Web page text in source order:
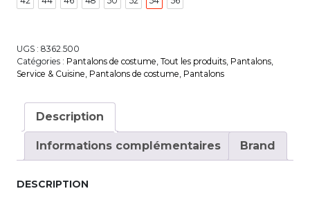
UGS : 8362.500
Catégories : Pantalons de costume, Tout les produits, Pantalons,
Service & Cuisine, Pantalons de costume, Pantalons
Description
Informations complémentaires Brand
DESCRIPTION